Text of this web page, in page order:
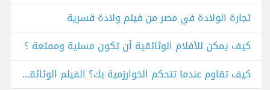
تجارة الولادة في مصر من فيلم ولادة قسرية
كيف يمكن للأفلام الوثائقية أن تكون مسلية وممتعة ؟
كيف تقاوم عندما تتحكم الخوارزمية بك؟ الفيلم الوثائقي The Social Dilemma